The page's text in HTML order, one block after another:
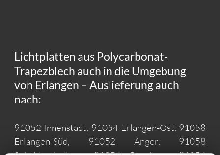
Lichtplatten aus Polycarbonat-
Trapezblech auch in die Umgebung
von Erlangen – Auslieferung auch
nach:
91052 Innenstadt, 91054 Erlangen-Ost, 91058
Erlangen-Süd, 91052 Anger, 91058